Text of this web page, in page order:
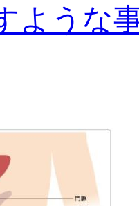
ような